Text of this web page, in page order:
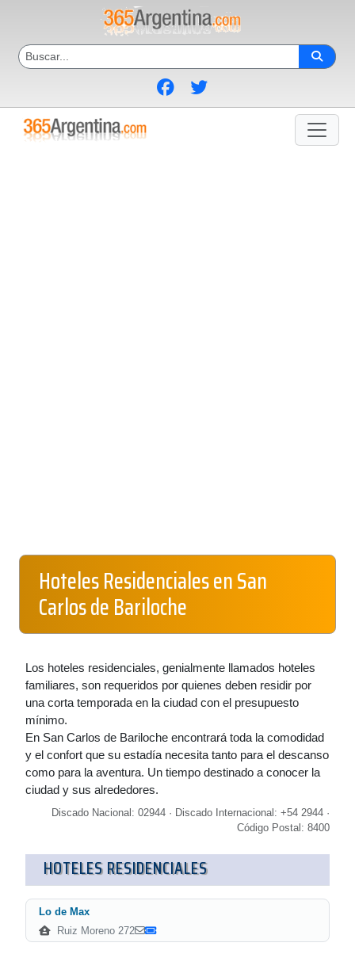
Hoteles Residenciales en San
Carlos de Bariloche
Los hoteles residenciales, genialmente llamados hoteles
familiares, son requeridos por quienes deben residir por
una corta temporada en la ciudad con el presupuesto
mínimo.
En San Carlos de Bariloche encontrará toda la comodidad
y el confort que su estadía necesita tanto para el descanso
como para la aventura. Un tiempo destinado a conocer la
ciudad y sus alrededores.
Discado Nacional: 02944 · Discado Internacional: +54 2944 ·
Código Postal: 8400
HOTELES RESIDENCIALES
Lo de Max
Ruiz Moreno 272